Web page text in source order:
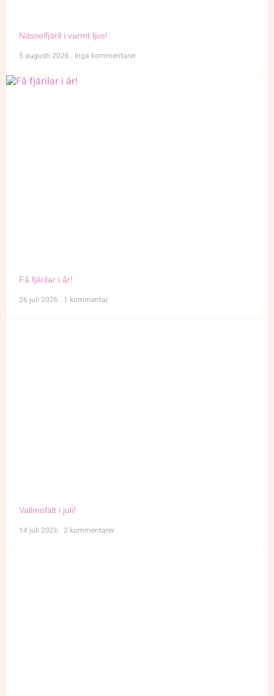
Nässelfjäril i varmt ljus!
5 augusti 2026 Inga kommentarer
Få fjärilar i år!
26 juli 2026 1 kommentar
Vallmofält i juli!
14 juli 2026 2 kommentarer